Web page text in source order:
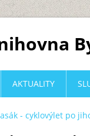
- cyklovýlet po
AKTUALITY